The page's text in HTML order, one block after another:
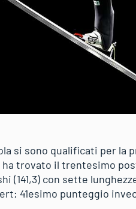
si sono qualificati per la
trovato il trentesimo
(141,3) con sette
41esimo punteggio